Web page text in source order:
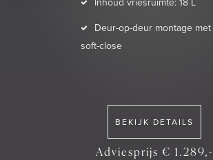
Deur-op-deur montage met
soft-close
BEKIJK DETAILS
Adviesprijs € 1.289,-